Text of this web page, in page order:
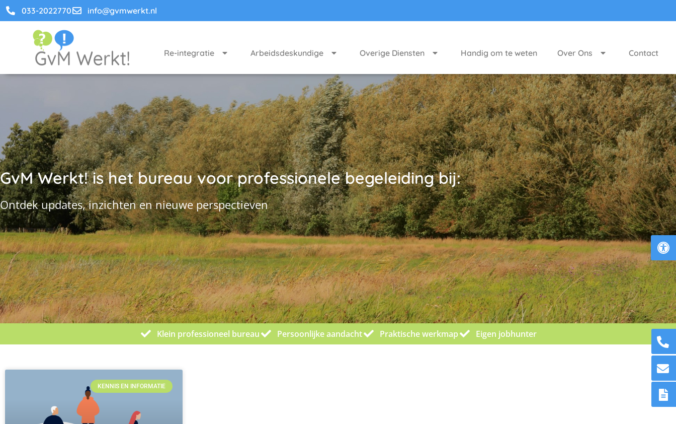
033-2022770 info@gvmwerkt.nl
Re-integratie Arbeidsdeskundige Overige Diensten Handig om te weten Over Ons Contact
GvM Werkt! is het bureau voor professionele begeleiding bij:
Ontdek updates, inzichten en nieuwe perspectieven
Klein professioneel bureau Persoonlijke aandacht Praktische werkmap Eigen jobhunter
KENNIS EN INFORMATIE